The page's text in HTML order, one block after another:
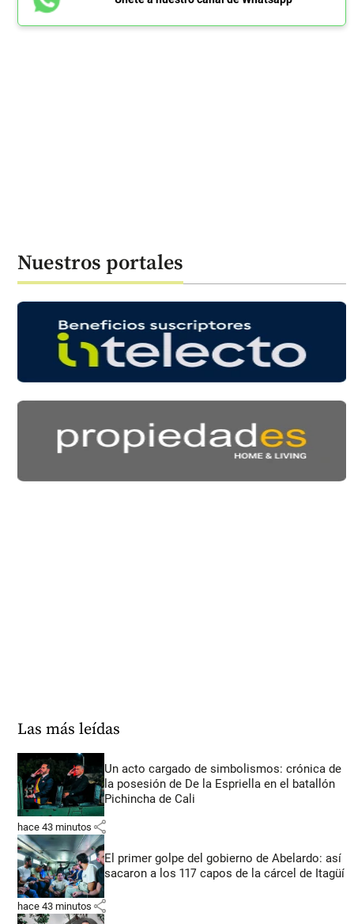
Nuestros portales
Las más leídas
Un acto cargado de simbolismos: crónica de
la posesión de De la Espriella en el batallón
Pichincha de Cali
hace 43 minutos share
El primer golpe del gobierno de Abelardo: así
sacaron a los 117 capos de la cárcel de Itagüí
hace 43 minutos share